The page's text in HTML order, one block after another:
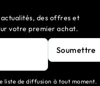
des offres et
votre premier achat.
Soumettre
liste de diffusion à tout moment.